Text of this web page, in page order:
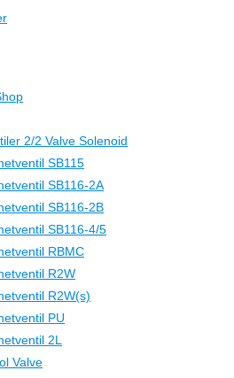
2/2 Valve Solenoid
SB115
SB116-2A
SB116-2B
SB116-4/5
RBMC
R2W
R2W(s)
PU
2L
Valve